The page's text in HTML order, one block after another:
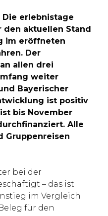
Die erlebnistage
den aktuellen Stand
im eröffneten
Der
allen drei
weiter
Bayerischer
ist positiv
bis November
Alle
Gruppenreisen
bei der
– das ist
im Vergleich
für den